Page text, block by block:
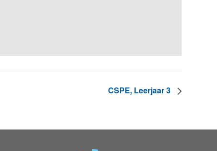
CSPE, Leerjaar 3